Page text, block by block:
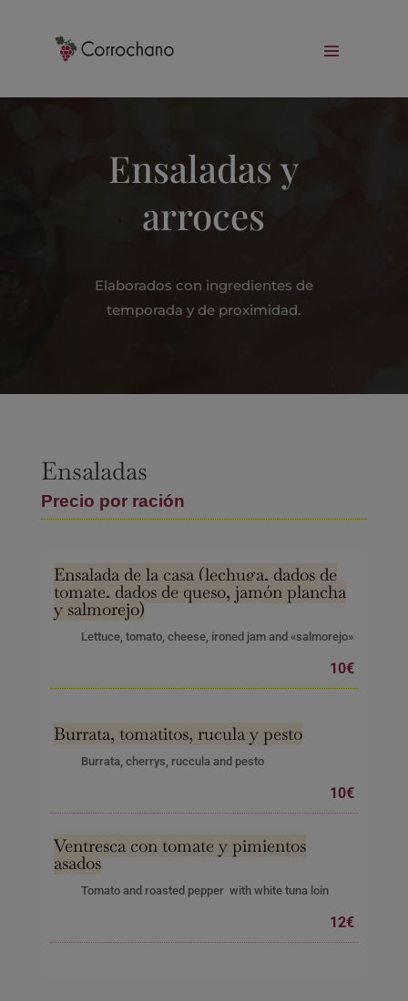
Ensaladas y
arroces
Elaborados con ingredientes de
temporada y de proximidad.
Ensaladas
Precio por ración
Ensalada de la casa (lechuga, dados de
tomate, dados de queso, jamón plancha
y salmorejo)
Lettuce, tomato, cheese, ironed jam and «salmorejo»
10€
Burrata, tomatitos, rucula y pesto
Burrata, cherrys, ruccula and pesto
10€
Ventresca con tomate y pimientos
asados
Tomato and roasted pepper with white tuna loin
12€